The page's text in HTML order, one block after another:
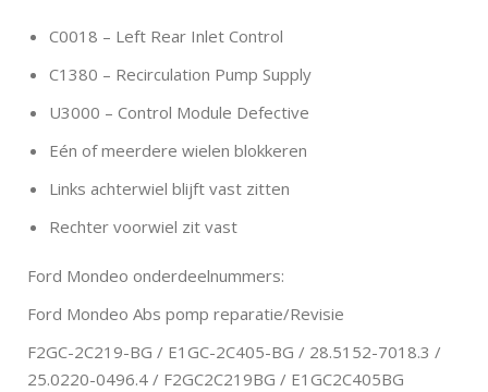
C0018 – Left Rear Inlet Control
C1380 – Recirculation Pump Supply
U3000 – Control Module Defective
Eén of meerdere wielen blokkeren
Links achterwiel blijft vast zitten
Rechter voorwiel zit vast
Ford Mondeo onderdeelnummers:
Ford Mondeo Abs pomp reparatie/Revisie
F2GC-2C219-BG / E1GC-2C405-BG / 28.5152-7018.3 /
25.0220-0496.4 / F2GC2C219BG / E1GC2C405BG